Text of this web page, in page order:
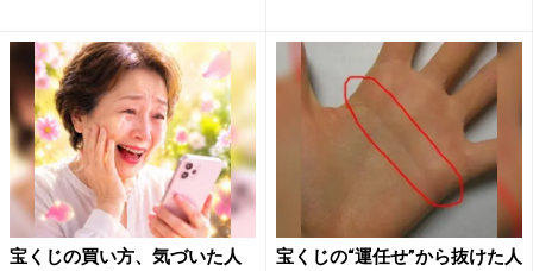
宝くじの買い方、気づいた人
宝くじの“運任せ”から抜けた人